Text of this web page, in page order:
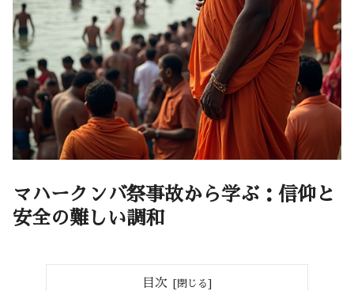
マハークンバ祭事故から学ぶ：信仰と
安全の難しい調和
目次